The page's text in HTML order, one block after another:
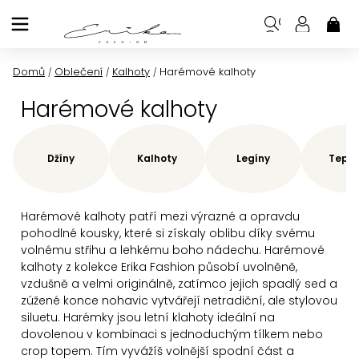
na
Domů / Oblečení / Kalhoty / Harémové kalhoty
Harémové kalhoty
Harémové kalhoty patří mezi výrazné a opravdu
pohodlné kousky, které si získaly oblibu díky svému
volnému střihu a lehkému boho nádechu. Harémové
kalhoty z kolekce Erika Fashion působí uvolněně,
vzdušně a velmi originálně, zatímco jejich spadlý sed a
zúžené konce nohavic vytvářejí netradiční, ale stylovou
siluetu. Harémky jsou letní klahoty ideální na
dovolenou v kombinaci s jednoduchým tílkem nebo
crop topem. Tím vyvážíš volnější spodní část a
Džíny Kalhoty Legíny